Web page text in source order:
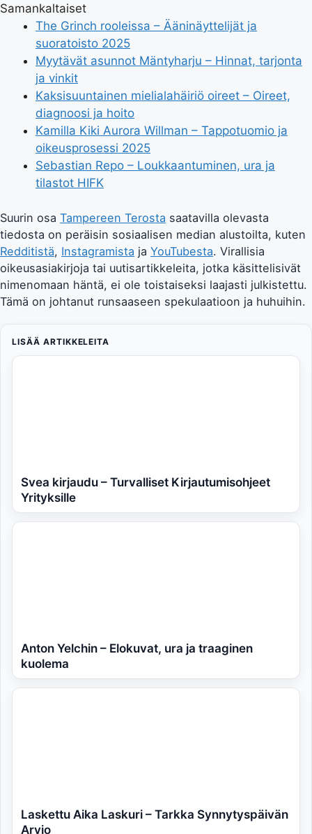
Samankaltaiset
The Grinch rooleissa – Ääninäyttelijät ja
suoratoisto 2025
Myytävät asunnot Mäntyharju – Hinnat, tarjonta
ja vinkit
Kaksisuuntainen mielialahäiriö oireet – Oireet,
diagnoosi ja hoito
Kamilla Kiki Aurora Willman – Tappotuomio ja
oikeusprosessi 2025
Sebastian Repo – Loukkaantuminen, ura ja
tilastot HIFK
Suurin osa Tampereen Terosta saatavilla olevasta
tiedosta on peräisin sosiaalisen median alustoilta, kuten
Redditistä, Instagramista ja YouTubesta. Virallisia
oikeusasiakirjoja tai uutisartikkeleita, jotka käsittelisivät
nimenomaan häntä, ei ole toistaiseksi laajasti julkistettu.
Tämä on johtanut runsaaseen spekulaatioon ja huhuihin.
LISÄÄ ARTIKKELEITA
Svea kirjaudu – Turvalliset Kirjautumisohjeet
Yrityksille
Anton Yelchin – Elokuvat, ura ja traaginen
kuolema
Laskettu Aika Laskuri – Tarkka Synnytyspäivän
Arvio